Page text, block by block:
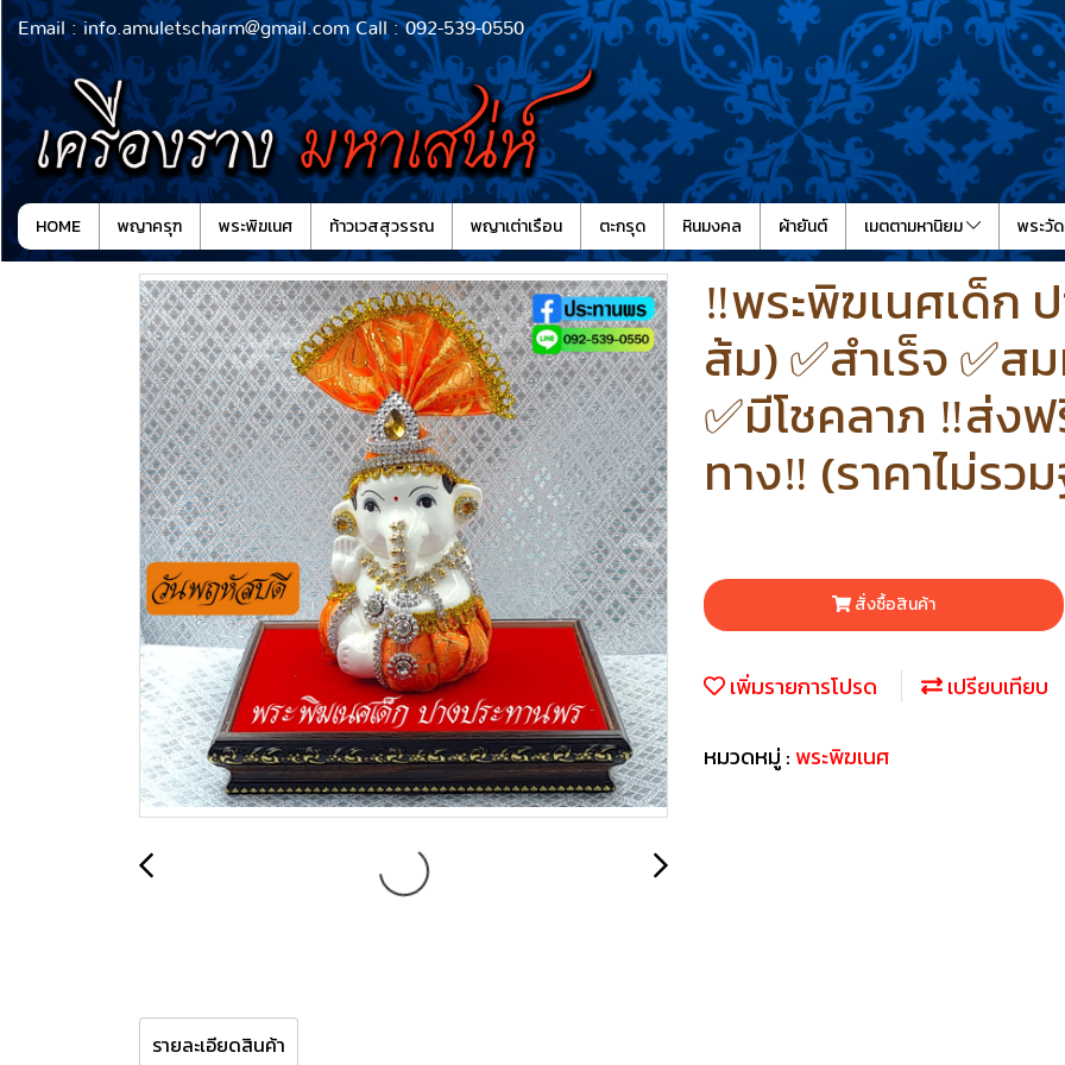
Email : info.amuletscharm@gmail.com Call : 092-539-0550
HOME พญาครุฑ พระพิฆเนศ ท้าวเวสสุวรรณ พญาเต่าเรือน ตะกรุด หินมงคล ผ้ายันต์ เมตตามหานิยม พระวั
‼️พระพิฆเนศเด็ก
ส้ม) ✅สำเร็จ ✅ส
✅มีโชคลาภ ‼️ส่ง
ทาง‼️ (ราคาไม่รว
สั่งซื้อสินค้า
เพิ่มรายการโปรด เปรียบเทียบ
หมวดหมู่ : พระพิฆเนศ
รายละเอียดสินค้า